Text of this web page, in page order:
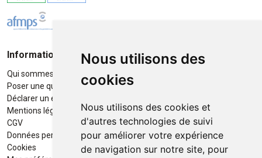
Nous utilisons des
cookies
Nous utilisons des cookies et
d'autres technologies de suivi
pour améliorer votre expérience
de navigation sur notre site, pour
Informations
Qui sommes-nous ?
Poser une question
Déclarer un effet indésirable
Mentions légales
CGV
Données personnelles
Cookies
Moyens de paiement
Retrait / Livraison